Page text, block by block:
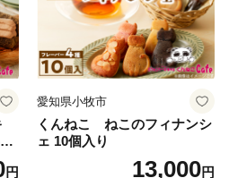
円
愛知県小牧市
くんねこ ねこのフィナンシ
ェ 10個入り
13,000円